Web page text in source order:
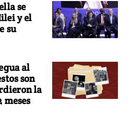
se
y el
su
al
son
la
meses